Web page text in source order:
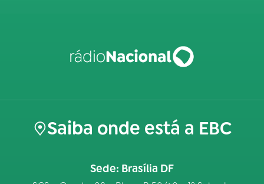
Saiba onde está a EBC
Sede: Brasília DF